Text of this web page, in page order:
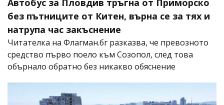
Автобус за Пловдив тръгна от Приморско
без пътниците от Китен, върна се за тях и
натрупа час закъснение
Читателка на Флагман.бг разказва, че превозното
средство първо поело към Созопол, след това
обърнало обратно без никакво обяснение